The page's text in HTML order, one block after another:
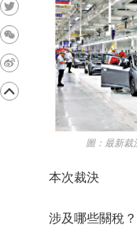
圖：最新裁決
本次裁決
涉及哪些關稅？